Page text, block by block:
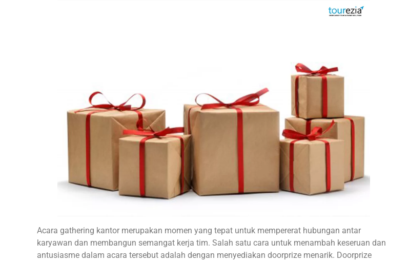
Acara gathering kantor merupakan momen yang tepat untuk mempererat hubungan antar
karyawan dan membangun semangat kerja tim. Salah satu cara untuk menambah keseruan dan
antusiasme dalam acara tersebut adalah dengan menyediakan doorprize menarik. Doorprize